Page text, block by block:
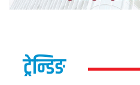
ट्रेन्डिङ